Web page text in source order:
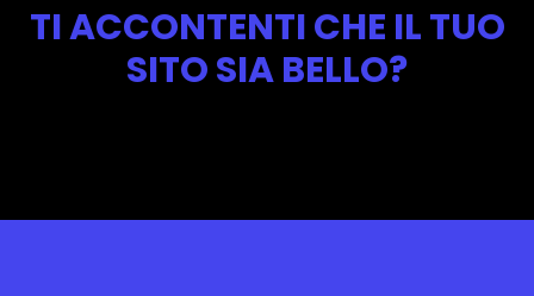
TI ACCONTENTI CHE IL TUO
SITO SIA BELLO?